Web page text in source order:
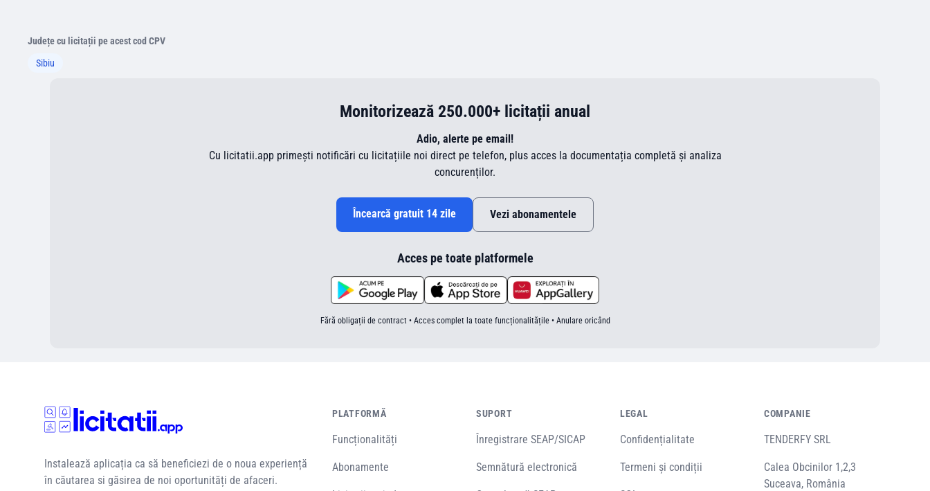
Județe cu licitații pe acest cod CPV
Sibiu
Monitorizează 250.000+ licitații anual
Adio, alerte pe email!
Cu licitatii.app primești notificări cu licitațiile noi direct pe telefon, plus acces la documentația completă și analiza
concurenților.
Încearcă gratuit 14 zile Vezi abonamentele
Acces pe toate platformele
Fără obligații de contract • Acces complet la toate funcționalitățile • Anulare oricând
Instalează aplicația ca să beneficiezi de o noua experiență
în căutarea si găsirea de noi oportunități de afaceri.
PLATFORMĂ
Funcționalități
Abonamente
SUPORT
Înregistrare SEAP/SICAP
Semnătură electronică
LEGAL
Confidențialitate
Termeni și condiții
COMPANIE
TENDERFY SRL
Calea Obcinilor 1,2,3
Suceava, România